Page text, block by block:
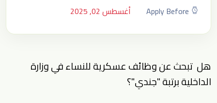
Apply Before
أغسطس 02, 2025
هل تبحث عن وظائف عسكرية للنساء في وزارة
الداخلية برتبة "جندي"؟